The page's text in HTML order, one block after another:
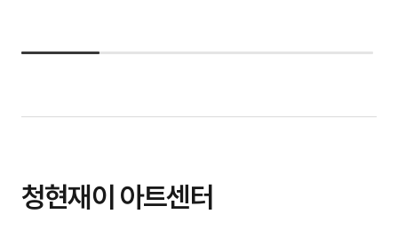
주년 어록 전시가 진행됩니
월 29일시간 : 화~토 11시 ~
장소 : 아트
청현재이 아트센터